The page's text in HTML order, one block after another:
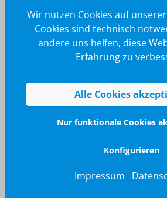
Wir glänzen für Sie
040 / 570 18 25 70
Jetzt anfragen
Wir nutzen Cookies auf
Cookies sind technisch
andere uns helfen, diese
Erfahrung zu
Alle Cookies
Nur funktionale Cookies
Konfigurieren
Impressum